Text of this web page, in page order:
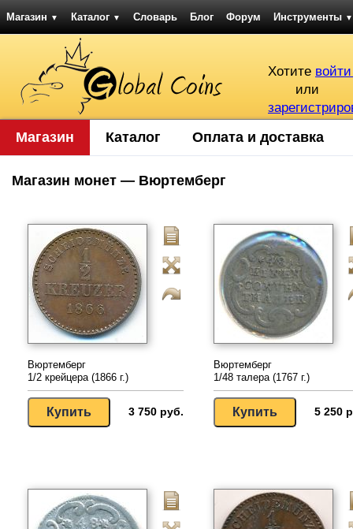
Магазин ▼ Каталог ▼ Словарь Блог Форум Инструменты ▼
Хотите
или
Магазин Каталог Оплата и доставка
Магазин монет — Вюртемберг
Вюртемберг
1/2 крейцера (1866 г.)
3 750 руб.
Вюртемберг
1/48 талера (1767 г.)
5 250